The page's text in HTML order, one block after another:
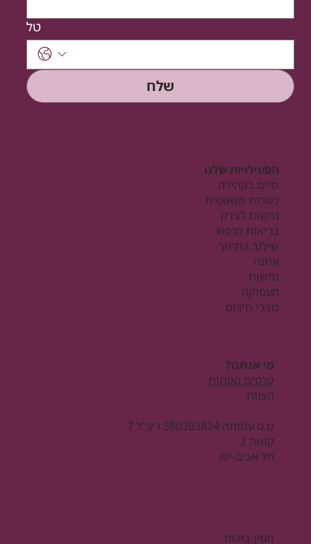
טל
שלח
הפעילויות שלנו
חיים בקהילה
כשרות משפטית
נגישות לצדק
בריאות הנפש
שילוב בחינוך
אמנה
נגישות
תעסוקה
מצבי חירום
מי אנחנו?
פרסים ואותות
הצוות
מ.ס עמותה 580303824 ריב"ל 7,
קומה 2
תל אביב-יפו
מגזין בזכות